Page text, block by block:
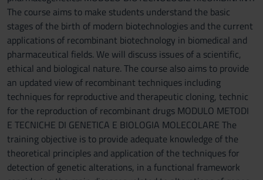
The course aims to make students understand the basic
stages of the birth of modern biotechnologies and the current
applications of recombinant biotechnology in biomedical and
pharmaceutical fields. We will discuss issues of a scientific,
ethical and biological nature. The course also aims to provide
an updated view of recombinant techniques including
techniques for reproductive and therapeutic cloning, technic
for the reproduction of recombinant drugs MODULO METODI
E TECNICHE DI GENETICA E BIOLOGIA MOLECOLARE The
training objective is to provide adequate knowledge of the
theoretical principles and application of the techniques for
detection of genetic alterations, in a functional framework